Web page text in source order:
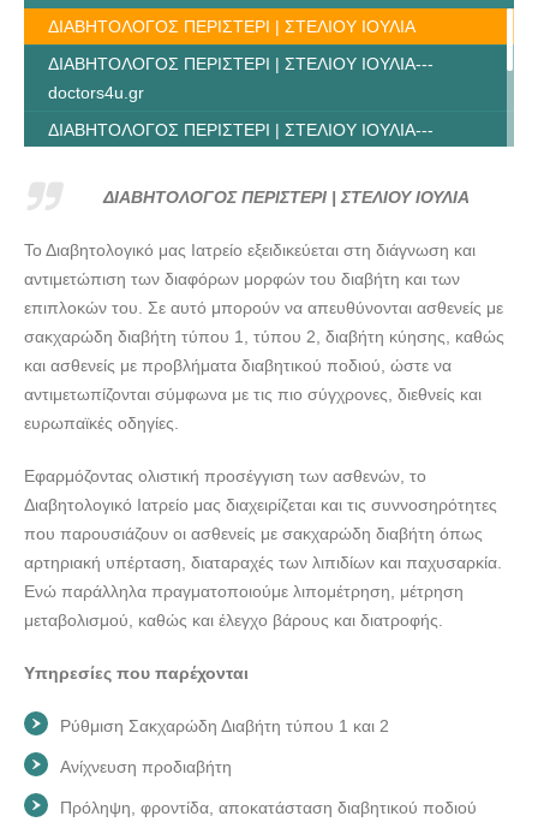
ΔΙΑΒΗΤΟΛΟΓΟΣ ΠΕΡΙΣΤΕΡΙ | ΣΤΕΛΙΟΥ ΙΟΥΛΙΑ
ΔΙΑΒΗΤΟΛΟΓΟΣ ΠΕΡΙΣΤΕΡΙ | ΣΤΕΛΙΟΥ ΙΟΥΛΙΑ---
doctors4u.gr
ΔΙΑΒΗΤΟΛΟΓΟΣ ΠΕΡΙΣΤΕΡΙ | ΣΤΕΛΙΟΥ ΙΟΥΛΙΑ---
ΔΙΑΒΗΤΟΛΟΓΟΣ ΠΕΡΙΣΤΕΡΙ | ΣΤΕΛΙΟΥ ΙΟΥΛΙΑ---
ΔΙΑΒΗΤΟΛΟΓΟΣ ΠΕΡΙΣΤΕΡΙ | ΣΤΕΛΙΟΥ ΙΟΥΛΙΑ---
doctors4u.gr
ΔΙΑΒΗΤΟΛΟΓΟΣ ΠΕΡΙΣΤΕΡΙ | ΣΤΕΛΙΟΥ ΙΟΥΛΙΑ
Το Διαβητολογικό μας Ιατρείο εξειδικεύεται στη διάγνωση και
αντιμετώπιση των διαφόρων μορφών του διαβήτη και των
επιπλοκών του. Σε αυτό μπορούν να απευθύνονται ασθενείς με
σακχαρώδη διαβήτη τύπου 1, τύπου 2, διαβήτη κύησης, καθώς
και ασθενείς με προβλήματα διαβητικού ποδιού, ώστε να
αντιμετωπίζονται σύμφωνα με τις πιο σύγχρονες, διεθνείς και
ευρωπαϊκές οδηγίες.
Εφαρμόζοντας ολιστική προσέγγιση των ασθενών, το
Διαβητολογικό Ιατρείο μας διαχειρίζεται και τις συννοσηρότητες
που παρουσιάζουν οι ασθενείς με σακχαρώδη διαβήτη όπως
αρτηριακή υπέρταση, διαταραχές των λιπιδίων και παχυσαρκία.
Ενώ παράλληλα πραγματοποιούμε λιπομέτρηση, μέτρηση
μεταβολισμού, καθώς και έλεγχο βάρους και διατροφής.
Υπηρεσίες που παρέχονται
Ρύθμιση Σακχαρώδη Διαβήτη τύπου 1 και 2
Ανίχνευση προδιαβήτη
Πρόληψη, φροντίδα, αποκατάσταση διαβητικού ποδιού